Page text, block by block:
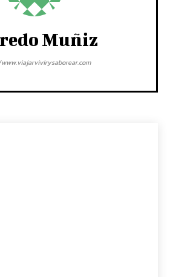
Muñiz